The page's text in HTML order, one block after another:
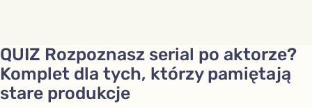
QUIZ Rozpoznasz serial po aktorze?
Komplet dla tych, którzy pamiętają
stare produkcje